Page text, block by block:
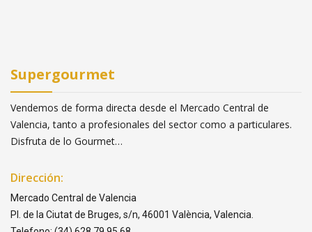
Supergourmet
Vendemos de forma directa desde el Mercado Central de
Valencia, tanto a profesionales del sector como a particulares.
Disfruta de lo Gourmet…
Dirección:
Mercado Central de Valencia
Pl. de la Ciutat de Bruges, s/n, 46001 València, Valencia.